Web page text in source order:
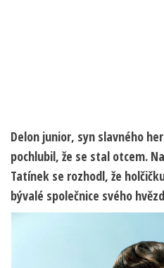
Delon junior, syn slavného
pochlubil, že se stal otcem.
Tatínek se rozhodl, že
bývalé společnice svého